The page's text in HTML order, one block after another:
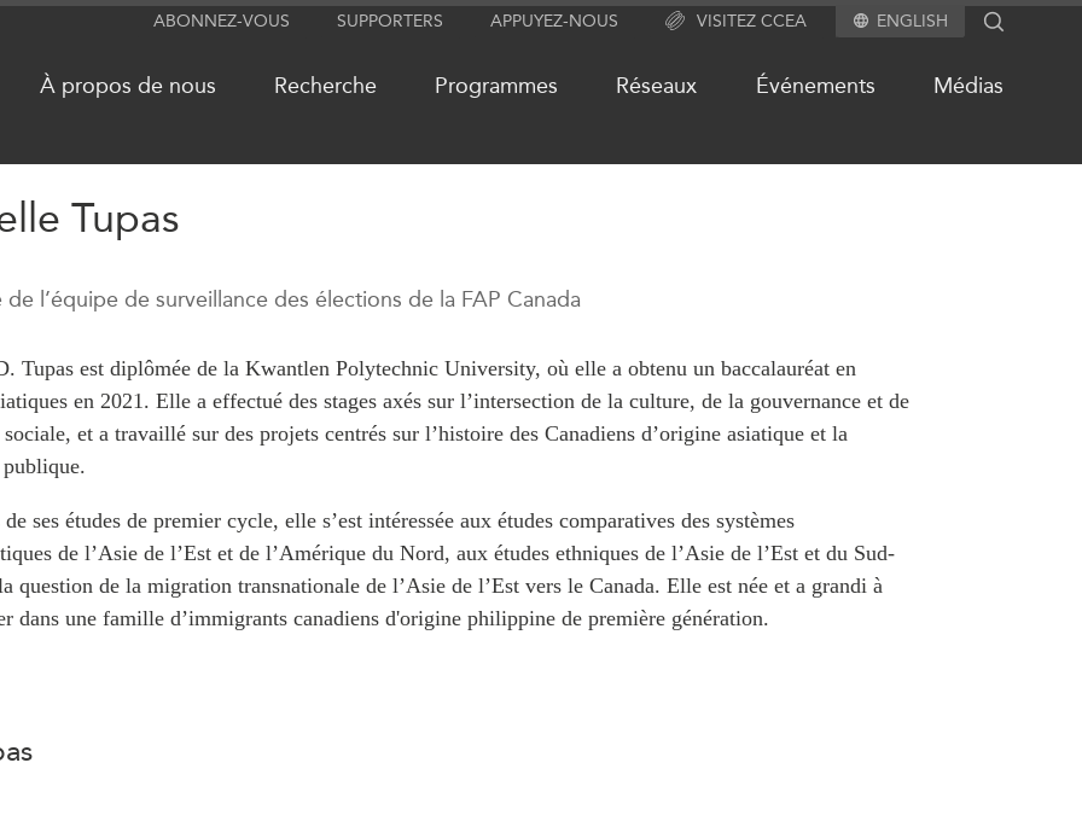
ABONNEZ-VOUS SUPPORTERS APPUYEZ-NOUS VISITEZ CCEA ENGLISH SEARCH
À propos de nous Recherche Programmes Réseaux Événements Médias
CanWIN
ABLAC
ABAC
CSCAP
Partenaires institutionnels
ÉVÉNEMENTS
Dans l'actualité
Vidéos
Communiqués
PUBLICATIONS
Observatoire Asie
Perspectives
Pacifique
Investment Monitor
Projet APEC-Canada pour
Conférence Canada-en-Asie
CPTPP Portal
Tupas
de l’équipe de surveillance des élections de la FAP Canada
Tupas est diplômée de la Kwantlen Polytechnic University, où elle a obtenu un baccalauréat en
en 2021. Elle a effectué des stages axés sur l’intersection de la culture, de la gouvernance et de
et a travaillé sur des projets centrés sur l’histoire des Canadiens d’origine asiatique et la
ses études de premier cycle, elle s’est intéressée aux études comparatives des systèmes
de l’Asie de l’Est et de l’Amérique du Nord, aux études ethniques de l’Asie de l’Est et du Sud-
question de la migration transnationale de l’Asie de l’Est vers le Canada. Elle est née et a grandi à
dans une famille d’immigrants canadiens d'origine philippine de première génération.